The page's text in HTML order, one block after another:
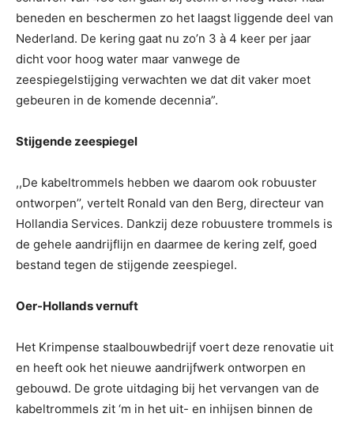
beneden en beschermen zo het laagst liggende deel van
Nederland. De kering gaat nu zo’n 3 à 4 keer per jaar
dicht voor hoog water maar vanwege de
zeespiegelstijging verwachten we dat dit vaker moet
gebeuren in de komende decennia”.
Stijgende zeespiegel
,,De kabeltrommels hebben we daarom ook robuuster
ontworpen’’, vertelt Ronald van den Berg, directeur van
Hollandia Services. Dankzij deze robuustere trommels is
de gehele aandrijflijn en daarmee de kering zelf, goed
bestand tegen de stijgende zeespiegel.
Oer-Hollands vernuft
Het Krimpense staalbouwbedrijf voert deze renovatie uit
en heeft ook het nieuwe aandrijfwerk ontworpen en
gebouwd. De grote uitdaging bij het vervangen van de
kabeltrommels zit ‘m in het uit- en inhijsen binnen de